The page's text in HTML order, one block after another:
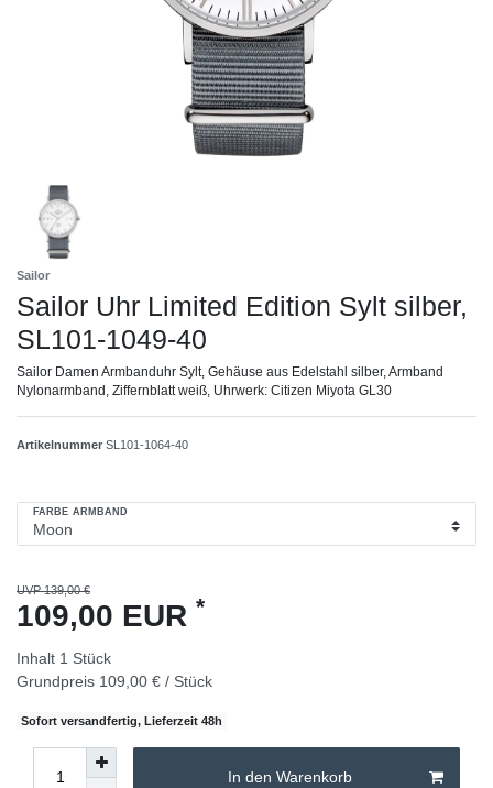
Sailor
Sailor Uhr Limited Edition Sylt silber,
SL101-1049-40
Sailor Damen Armbanduhr Sylt, Gehäuse aus Edelstahl silber, Armband
Nylonarmband, Ziffernblatt weiß, Uhrwerk: Citizen Miyota GL30
Artikelnummer SL101-1064-40
FARBE ARMBAND
UVP 139,00 €
109,00 EUR *
Inhalt 1 Stück
Grundpreis 109,00 € / Stück
Sofort versandfertig, Lieferzeit 48h
In den Warenkorb